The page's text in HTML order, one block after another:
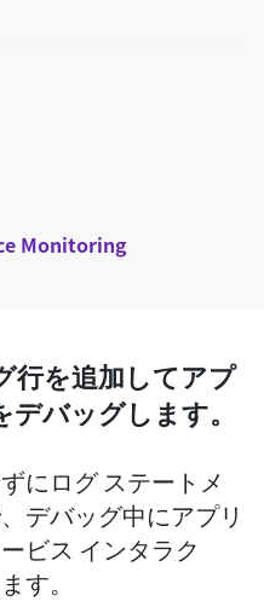
Monitoring
行を追加してアプ
バッグします。
にログ ステートメ
デバッグ中にアプリ
ビス インタラク
す。